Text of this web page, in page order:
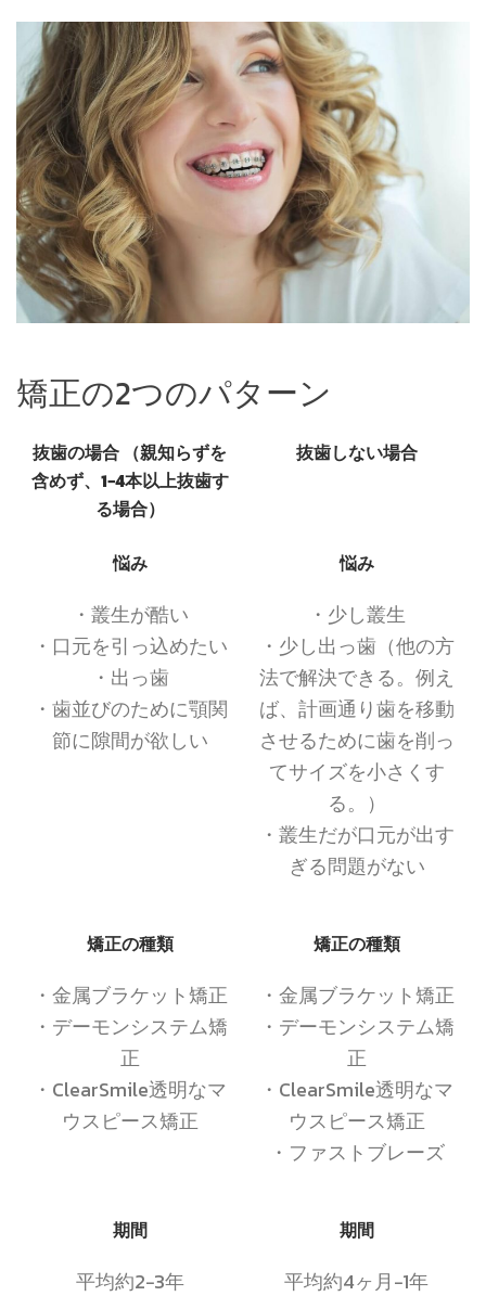
矯正の2つのパターン
抜歯の場合 （親知らずを
含めず、1−4本以上抜歯す
る場合）
抜歯しない場合
悩み
・叢生が酷い
・口元を引っ込めたい
・出っ歯
・歯並びのために顎関
節に隙間が欲しい
悩み
・少し叢生
・少し出っ歯（他の方
法で解決できる。例え
ば、計画通り歯を移動
させるために歯を削っ
てサイズを小さくす
る。）
・叢生だが口元が出す
ぎる問題がない
矯正の種類
・金属ブラケット矯正
・デーモンシステム矯
正
・ClearSmile透明なマ
ウスピース矯正
矯正の種類
・金属ブラケット矯正
・デーモンシステム矯
正
・ClearSmile透明なマ
ウスピース矯正
・ファストブレーズ
期間
平均約2−3年
期間
平均約4ヶ月−1年